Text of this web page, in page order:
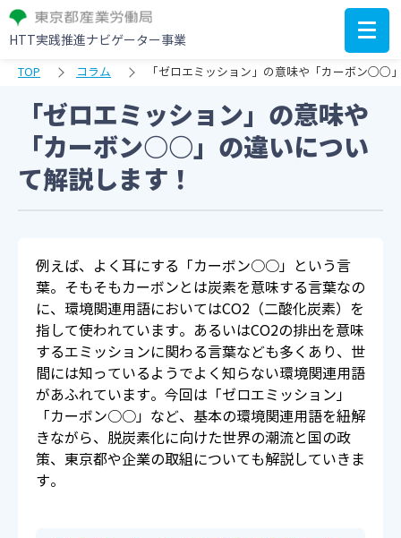
TOP コラム 「ゼロエミッション」の意味や「カーボン○○
「ゼロエミッション」の意味や
「カーボン○○」の違いについ
て解説します！
HTT実践推進ナビゲーター事業
例えば、よく耳にする「カーボン○○」という言
葉。そもそもカーボンとは炭素を意味する言葉なの
に、環境関連用語においてはCO2（二酸化炭素）を
指して使われています。あるいはCO2の排出を意味
するエミッションに関わる言葉なども多くあり、世
間には知っているようでよく知らない環境関連用語
があふれています。今回は「ゼロエミッション」
「カーボン○○」など、基本の環境関連用語を紐解
きながら、脱炭素化に向けた世界の潮流と国の政
策、東京都や企業の取組についても解説していきま
す。